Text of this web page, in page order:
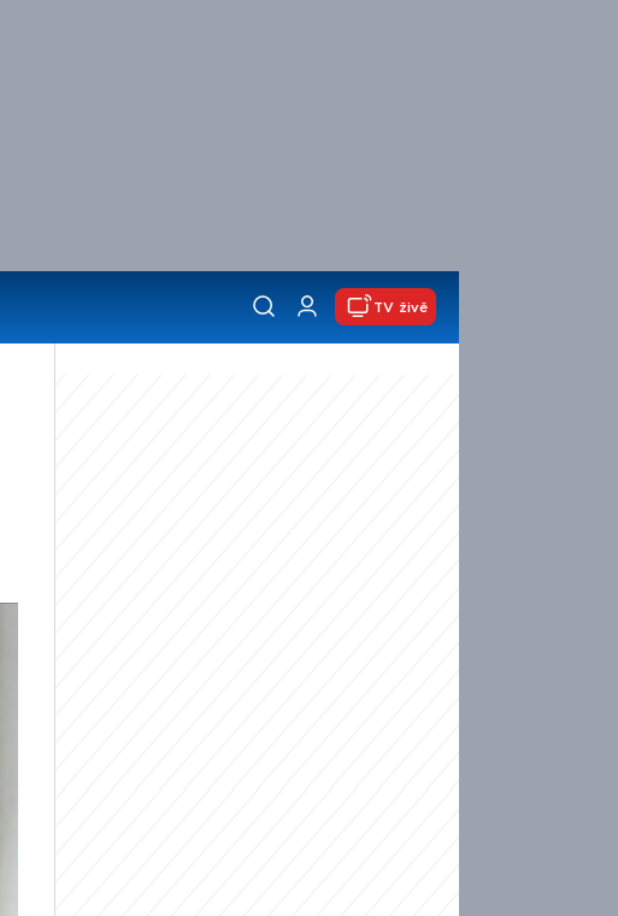
TV živě